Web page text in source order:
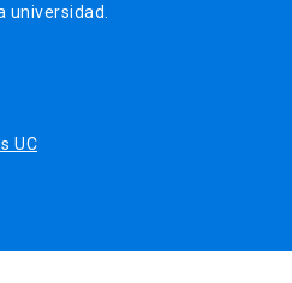
universidad.
UC